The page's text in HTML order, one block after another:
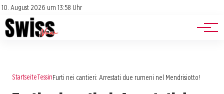
10. August 2026 um 13:58 Uhr
Impressum
Datenschutz
Jobs
Events
StartseiteTessinFurti nei cantieri: Arrestati due rumeni nel Mendrisiotto!